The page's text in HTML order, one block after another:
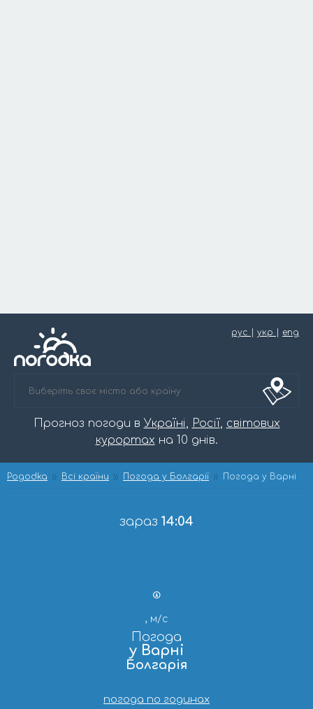
рус укр eng
Прогноз погоди в Україні, Росії, світових
курортах на 10 днів.
Pogodka Всі країни Погода у Болгарії Погода у Варні
зараз 14:04
, м/с
Погода
у Варні
Болгарія
погода по годинах